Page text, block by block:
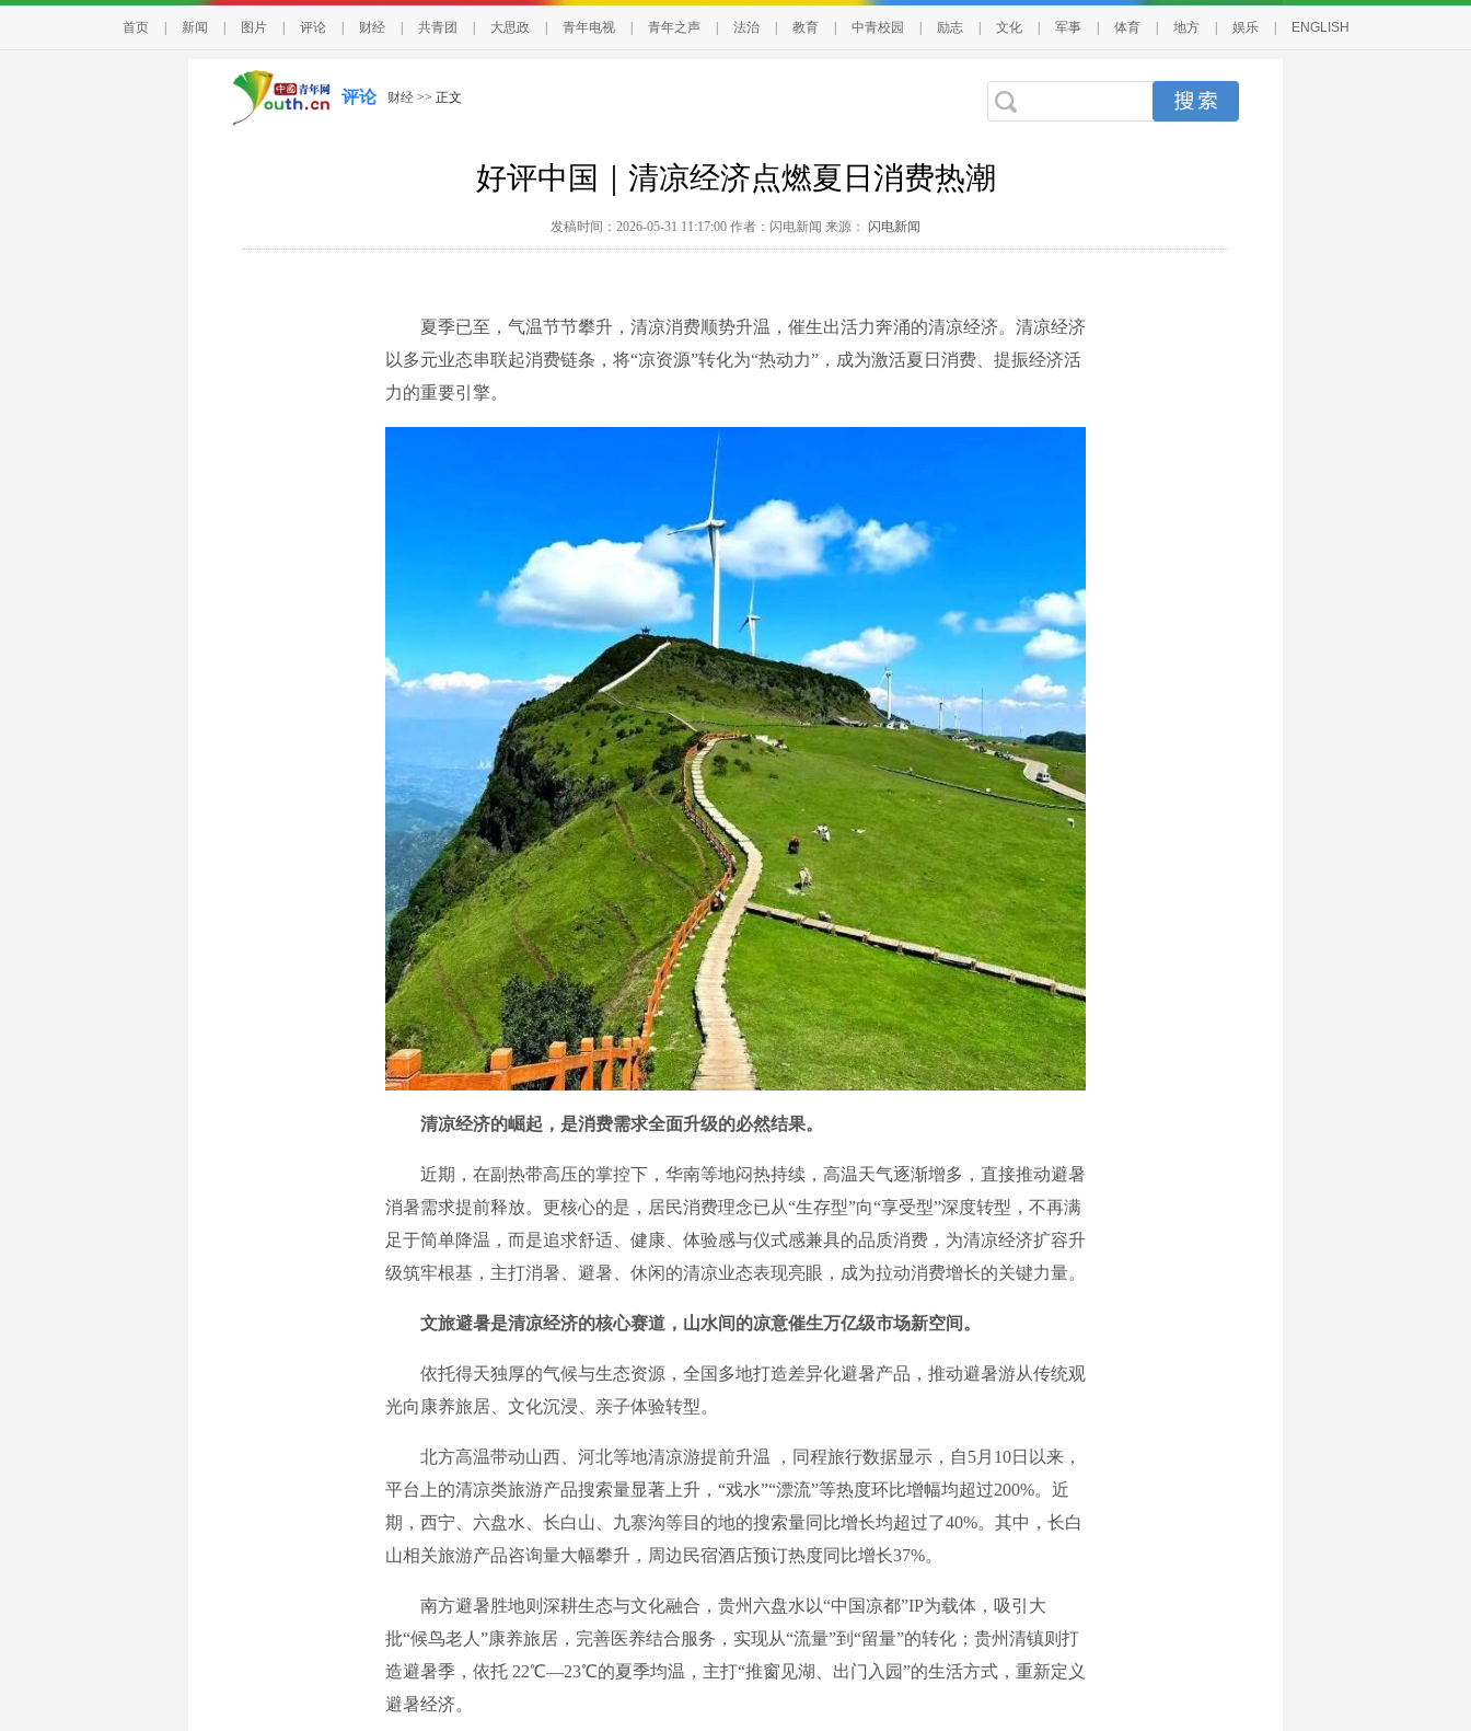
首页 新闻 图片 评论 财经 共青团 大思政 青年电视 青年之声 法治 教育 中青校园 励志 文化 军事 体育 地方 娱乐 ENGLISH
评论 财经 >> 正文
好评中国｜清凉经济点燃夏日消费热潮
发稿时间：2026-05-31 11:17:00 作者：闪电新闻 来源： 闪电新闻
夏季已至，气温节节攀升，清凉消费顺势升温，催生出活力奔涌的清凉经济。清凉经济
以多元业态串联起消费链条，将“凉资源”转化为“热动力”，成为激活夏日消费、提振经济活
力的重要引擎。
清凉经济的崛起，是消费需求全面升级的必然结果。
近期，在副热带高压的掌控下，华南等地闷热持续，高温天气逐渐增多，直接推动避暑
消暑需求提前释放。更核心的是，居民消费理念已从“生存型”向“享受型”深度转型，不再满
足于简单降温，而是追求舒适、健康、体验感与仪式感兼具的品质消费，为清凉经济扩容升
级筑牢根基，主打消暑、避暑、休闲的清凉业态表现亮眼，成为拉动消费增长的关键力量。
文旅避暑是清凉经济的核心赛道，山水间的凉意催生万亿级市场新空间。
依托得天独厚的气候与生态资源，全国多地打造差异化避暑产品，推动避暑游从传统观
光向康养旅居、文化沉浸、亲子体验转型。
北方高温带动山西、河北等地清凉游提前升温 ，同程旅行数据显示，自5月10日以来，
平台上的清凉类旅游产品搜索量显著上升，“戏水”“漂流”等热度环比增幅均超过200%。近
期，西宁、六盘水、长白山、九寨沟等目的地的搜索量同比增长均超过了40%。其中，长白
山相关旅游产品咨询量大幅攀升，周边民宿酒店预订热度同比增长37%。
南方避暑胜地则深耕生态与文化融合，贵州六盘水以“中国凉都”IP为载体，吸引大
批“候鸟老人”康养旅居，完善医养结合服务，实现从“流量”到“留量”的转化；贵州清镇则打
造避暑季，依托 22℃—23℃的夏季均温，主打“推窗见湖、出门入园”的生活方式，重新定义
避暑经济。